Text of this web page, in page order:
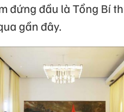
đứng đầu là Tổng Bí
gần đây.